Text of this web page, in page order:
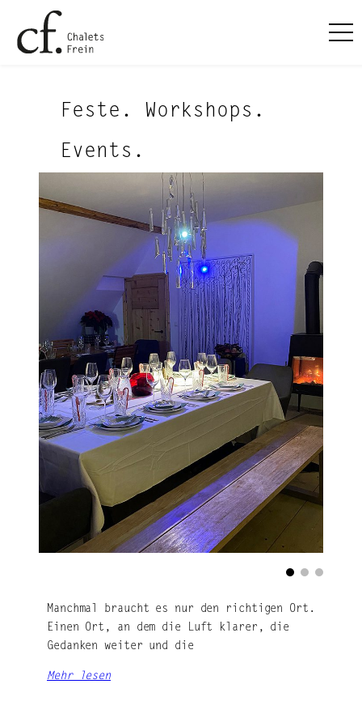
Feste. Workshops.
Events.
Manchmal braucht es nur den richtigen Ort.
Einen Ort, an dem die Luft klarer, die
Gedanken weiter und die
Mehr lesen